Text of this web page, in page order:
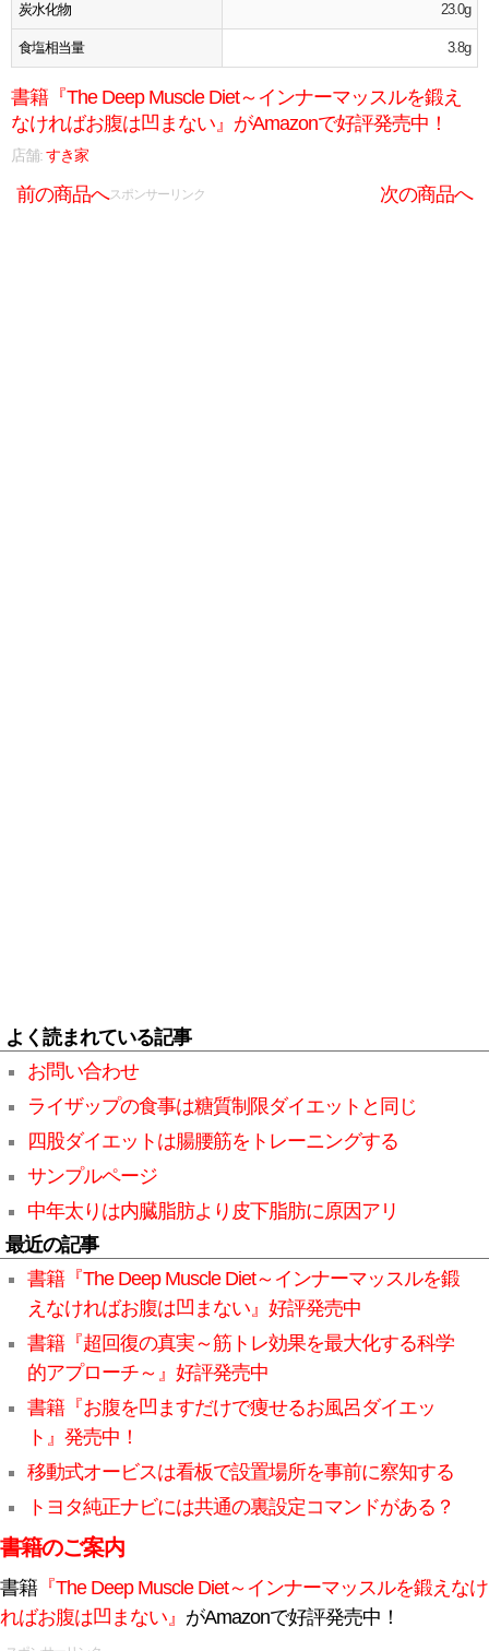
炭水化物 23.0g
食塩相当量 3.8g
書籍『The Deep Muscle Diet～インナーマッスルを鍛え
なければお腹は凹まない』がAmazonで好評発売中！
店舗:すき家
前の商品へ 次の商品へ
スポンサーリンク
よく読まれている記事
お問い合わせ
ライザップの食事は糖質制限ダイエットと同じ
四股ダイエットは腸腰筋をトレーニングする
サンプルページ
中年太りは内臓脂肪より皮下脂肪に原因アリ
最近の記事
書籍『The Deep Muscle Diet～インナーマッスルを鍛
えなければお腹は凹まない』好評発売中
書籍『超回復の真実～筋トレ効果を最大化する科学
的アプローチ～』好評発売中
書籍『お腹を凹ますだけで痩せるお風呂ダイエッ
ト』発売中！
移動式オービスは看板で設置場所を事前に察知する
トヨタ純正ナビには共通の裏設定コマンドがある？
書籍のご案内
書籍『The Deep Muscle Diet～インナーマッスルを鍛えなけ
ればお腹は凹まない』 がAmazonで好評発売中！